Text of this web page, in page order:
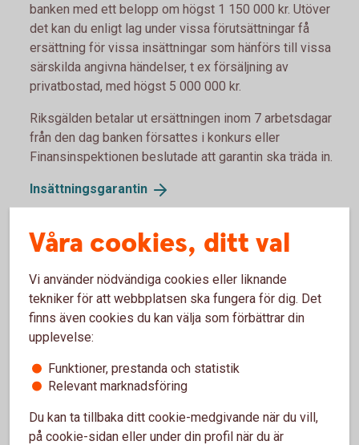
banken med ett belopp om högst 1 150 000 kr. Utöver
det kan du enligt lag under vissa förutsättningar få
ersättning för vissa insättningar som hänförs till vissa
särskilda angivna händelser, t ex försäljning av
privatbostad, med högst 5 000 000 kr.
Riksgälden betalar ut ersättningen inom 7 arbetsdagar
från den dag banken försattes i konkurs eller
Finansinspektionen beslutade att garantin ska träda in.
Insättningsgarantin
"När lönen kommer, för
direkt över10%tillett
sparkonto.Gör så varje
månad tills du har sparat
ihop ungefär 2 månadslöner
efter skatt."
Våra cookies, ditt val
Vi använder nödvändiga cookies eller liknande
tekniker för att webbplatsen ska fungera för dig. Det
finns även cookies du kan välja som förbättrar din
upplevelse:
Funktioner, prestanda och statistik
Relevant marknadsföring
Du kan ta tillbaka ditt cookie-medgivande när du vill,
på cookie-sidan eller under din profil när du är